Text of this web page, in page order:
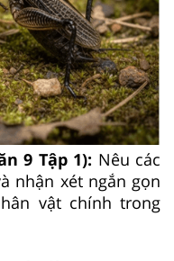
9 Tập 1): Nêu các
nhận xét ngắn gọn
vật chính trong